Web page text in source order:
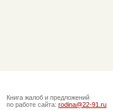
Книга жалоб и предложений
по работе сайта: rodina@22-91.ru